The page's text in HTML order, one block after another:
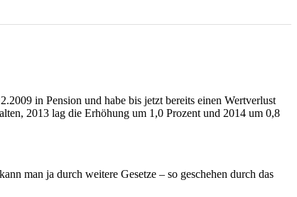
in Pension und habe bis jetzt bereits einen Wertverlust
2013 lag die Erhöhung um 1,0 Prozent und 2014 um 0,8
man ja durch weitere Gesetze – so geschehen durch das